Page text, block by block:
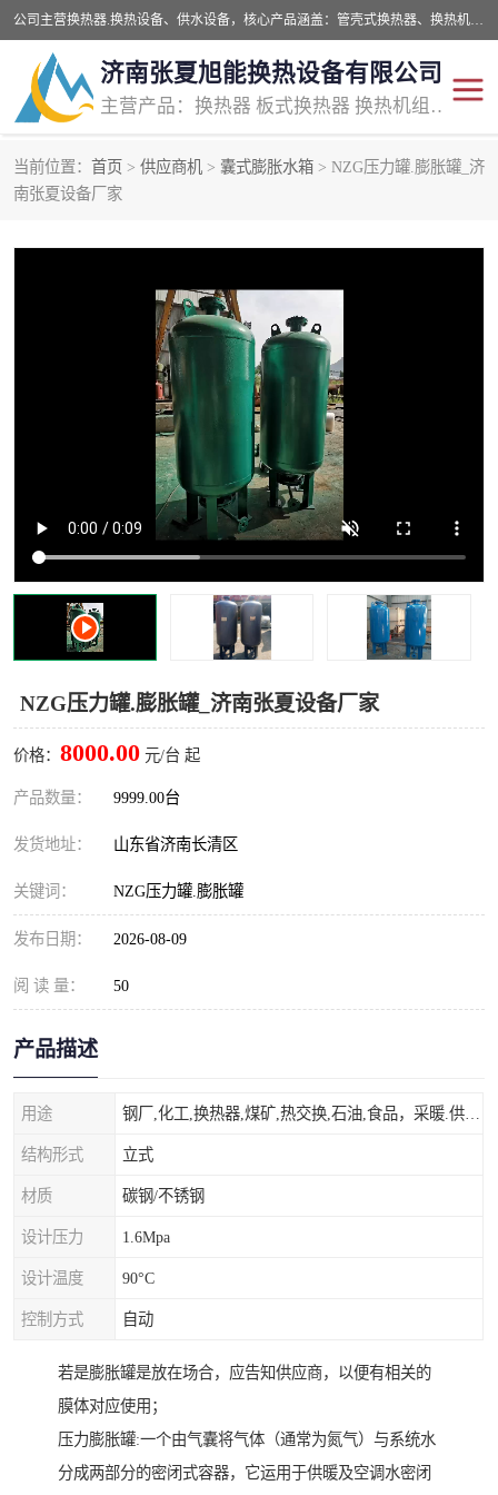
公司主营换热器.换热设备、供水设备，核心产品涵盖：管壳式换热器、换热机组、不锈钢组合式水箱、水处理设备等，提供非标设备集生产、销售、安装一体化服务，可满足全国酒店、学校、医院、商业综合体、工业项目等多场景换热与供水需求。
济南张夏旭能换热设备有限公司
主营产品：换热器 板式换热器 换热机组 供水设备 水处理设备
当前位置： 首页 > 供应商机 > 囊式膨胀水箱 > NZG压力罐.膨胀罐_济
南张夏设备厂家
NZG压力罐.膨胀罐_济南张夏设备厂家
价格： 8000.00 元/台 起
产品数量： 9999.00台
发货地址： 山东省济南长清区
关键词： NZG压力罐.膨胀罐
发布日期： 2026-08-09
阅 读 量： 50
产品描述
用途
结构形式 立式
材质 碳钢/不锈钢
设计压力 1.6Mpa
设计温度 90°C
控制方式 自动
若是膨胀罐是放在场合，应告知供应商，以便有相关的
膜体对应使用；
压力膨胀罐:一个由气囊将气体（通常为氮气）与系统水
分成两部分的密闭式容器，它运用于供暖及空调水密闭